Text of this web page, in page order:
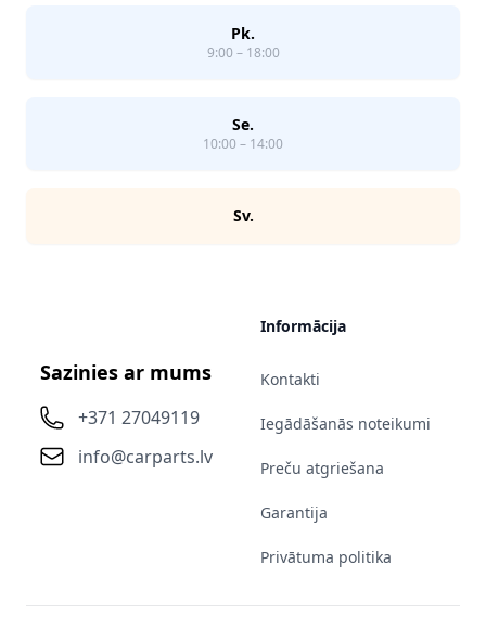
Pk.
9:00 – 18:00
Se.
10:00 – 14:00
Sv.
Sazinies ar mums
+371 27049119
info@carparts.lv
Informācija
Kontakti
Iegādāšanās noteikumi
Preču atgriešana
Garantija
Privātuma politika